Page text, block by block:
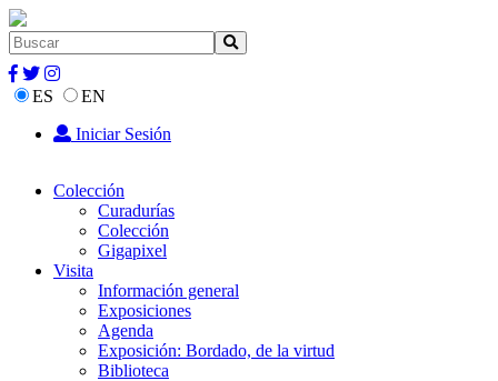
ES
EN
Iniciar Sesión
Colección
Curadurías
Colección
Gigapixel
Visita
Información general
Exposiciones
Agenda
Exposición: Bordado, de la virtud
Biblioteca